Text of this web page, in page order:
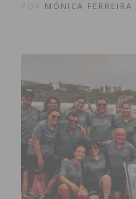
MÓNICA FERREIRA